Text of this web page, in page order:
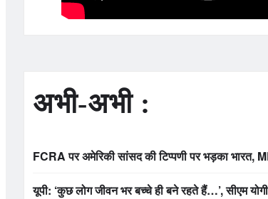
अभी-अभी :
FCRA पर अमेरिकी सांसद की टिप्पणी पर भड़का भारत,
यूपी: ‘कुछ लोग जीवन भर बच्चे ही बने रहते हैं…’, सीएम